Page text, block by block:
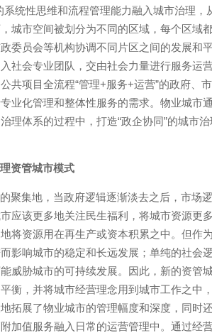
系统性思维和流程管理能力融入城市治理
城市空间被划分为不同的区域，每个区域
委员会等机构协调不同片区之间的发展和
社会专业团队，交由社会力量进行服务运
共项目全流程“管理+服务+运营”的政府、
业化管理和整体性服务的需求。物业城市
理体系的过程中，打造“政企协同”的城市
资管城市模式
聚集地，当政府逻辑逐渐淡去之后，市场
应该更多地关注民生福利，将城市资源更
将资源用在再生产或资本积累之中。但作
影响城市的稳定和长远发展；单纯的社会
威胁城市的可持续发展。因此，新的资管
衡，并将城市经营理念用到城市工作之中
拓展了物业城市的管理幅度和深度，同时
加值服务融入日常的运营管理中。通过经